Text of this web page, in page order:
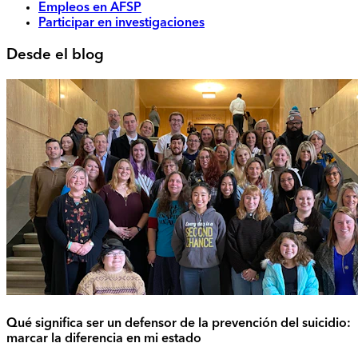
Empleos en AFSP
Participar en investigaciones
Desde el blog
Qué significa ser un defensor de la prevención del suicidio:
marcar la diferencia en mi estado